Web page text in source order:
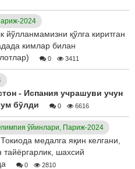
2024
йўлланмамизни қўлга киритган
кимлар билан
0 3411
- Испания учрашуви учун
бўлди
0 6616
ўйинлари, Париж-2024
медалга яқин келгани,
шахсий
0 2810